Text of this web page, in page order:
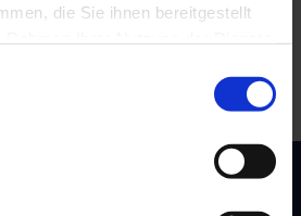
die Sie ihnen bereitgestellt
(Partner)